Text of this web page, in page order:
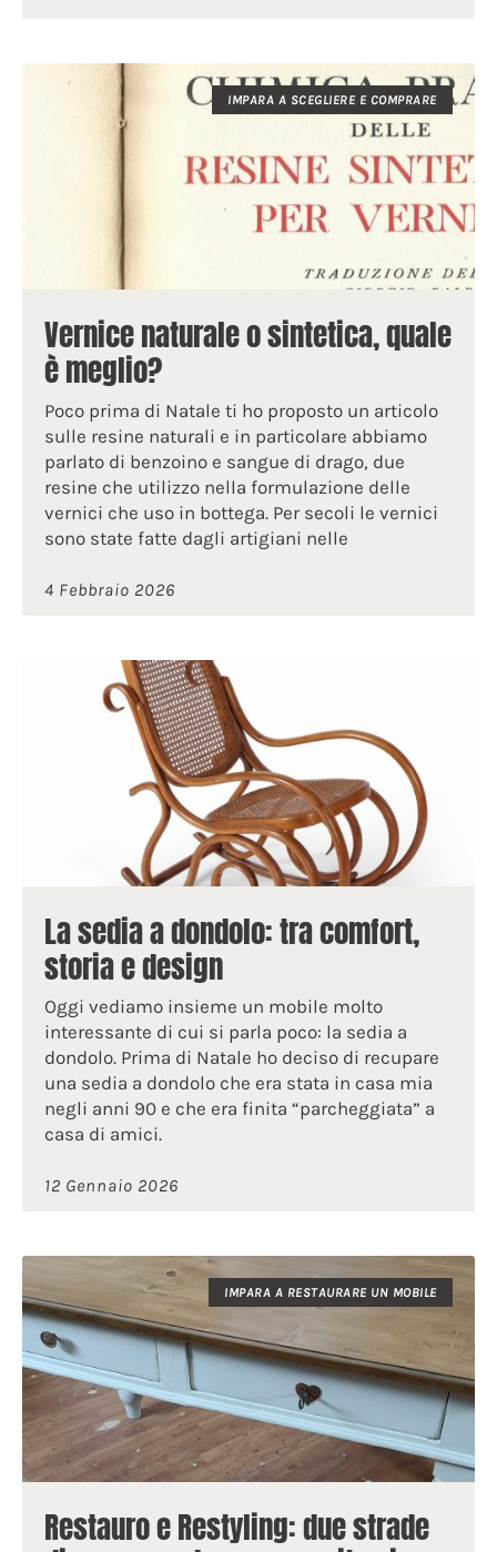
IMPARA A SCEGLIERE E COMPRARE
Vernice naturale o sintetica, quale
è meglio?
Poco prima di Natale ti ho proposto un articolo
sulle resine naturali e in particolare abbiamo
parlato di benzoino e sangue di drago, due
resine che utilizzo nella formulazione delle
vernici che uso in bottega. Per secoli le vernici
sono state fatte dagli artigiani nelle
4 Febbraio 2026
La sedia a dondolo: tra comfort,
storia e design
Oggi vediamo insieme un mobile molto
interessante di cui si parla poco: la sedia a
dondolo. Prima di Natale ho deciso di recupare
una sedia a dondolo che era stata in casa mia
negli anni 90 e che era finita “parcheggiata” a
casa di amici.
12 Gennaio 2026
IMPARA A RESTAURARE UN MOBILE
Restauro e Restyling: due strade